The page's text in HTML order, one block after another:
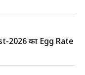
का Egg Rate